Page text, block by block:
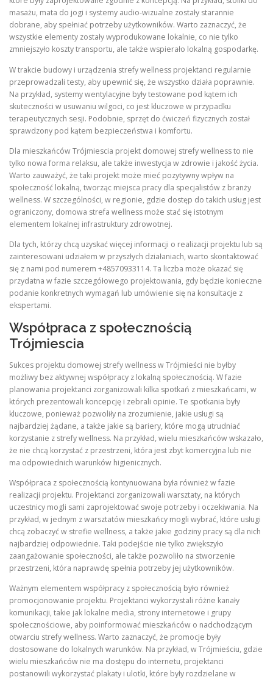
masażu, mata do jogi i systemy audio-wizualne zostały starannie
dobrane, aby spełniać potrzeby użytkowników. Warto zaznaczyć, że
wszystkie elementy zostały wyprodukowane lokalnie, co nie tylko
zmniejszyło koszty transportu, ale także wspierało lokalną gospodarkę.
W trakcie budowy i urządzenia strefy wellness projektanci regularnie
przeprowadzali testy, aby upewnić się, że wszystko działa poprawnie.
Na przykład, systemy wentylacyjne były testowane pod kątem ich
skuteczności w usuwaniu wilgoci, co jest kluczowe w przypadku
terapeutycznych sesji. Podobnie, sprzęt do ćwiczeń fizycznych został
sprawdzony pod kątem bezpieczeństwa i komfortu.
Dla mieszkańców Trójmiescia projekt domowej strefy wellness to nie
tylko nowa forma relaksu, ale także inwestycja w zdrowie i jakość życia.
Warto zauważyć, że taki projekt może mieć pozytywny wpływ na
społeczność lokalną, tworząc miejsca pracy dla specjalistów z branży
wellness. W szczególności, w regionie, gdzie dostęp do takich usług jest
ograniczony, domowa strefa wellness może stać się istotnym
elementem lokalnej infrastruktury zdrowotnej.
Dla tych, którzy chcą uzyskać więcej informacji o realizacji projektu lub są
zainteresowani udziałem w przyszłych działaniach, warto skontaktować
się z nami pod numerem +48570933114. Ta liczba może okazać się
przydatna w fazie szczegółowego projektowania, gdy będzie konieczne
podanie konkretnych wymagań lub umówienie się na konsultacje z
ekspertami.
Współpraca z społecznością
Trójmiescia
Sukces projektu domowej strefy wellness w Trójmieści nie byłby
możliwy bez aktywnej współpracy z lokalną społecznością. W fazie
planowania projektanci zorganizowali kilka spotkań z mieszkańcami, w
których prezentowali koncepcję i zebrali opinie. Te spotkania były
kluczowe, ponieważ pozwoliły na zrozumienie, jakie usługi są
najbardziej żądane, a także jakie są bariery, które mogą utrudniać
korzystanie z strefy wellness. Na przykład, wielu mieszkańców wskazało,
że nie chcą korzystać z przestrzeni, która jest zbyt komercyjna lub nie
ma odpowiednich warunków higienicznych.
Współpraca z społecznością kontynuowana była również w fazie
realizacji projektu. Projektanci zorganizowali warsztaty, na których
uczestnicy mogli sami zaprojektować swoje potrzeby i oczekiwania. Na
przykład, w jednym z warsztatów mieszkańcy mogli wybrać, które usługi
chcą zobaczyć w strefie wellness, a także jakie godziny pracy są dla nich
najbardziej odpowiednie. Taki podejście nie tylko zwiększyło
zaangażowanie społeczności, ale także pozwoliło na stworzenie
przestrzeni, która naprawdę spełnia potrzeby jej użytkowników.
Ważnym elementem współpracy z społecznością było również
promocjonowanie projektu. Projektanci wykorzystali różne kanały
komunikacji, takie jak lokalne media, strony internetowe i grupy
społecznościowe, aby poinformować mieszkańców o nadchodzącym
otwarciu strefy wellness. Warto zaznaczyć, że promocje były
dostosowane do lokalnych warunków. Na przykład, w Trójmieściu, gdzie
wielu mieszkańców nie ma dostępu do internetu, projektanci
postanowili wykorzystać plakaty i ulotki, które były rozdzielane w